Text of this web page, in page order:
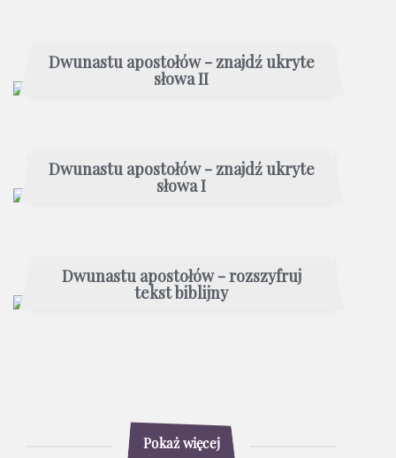
Dwunastu apostołów - znajdź ukryte
słowa II
Dwunastu apostołów - znajdź ukryte
słowa I
Dwunastu apostołów - rozszyfruj
tekst biblijny
Pokaż więcej